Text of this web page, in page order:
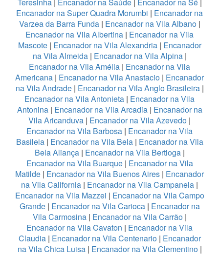
Encanador na Super Quadra Morumbi | Encanador na
Varzea da Barra Funda| Encanador na Vila Albano|
Encanador na Vila Albertina | Encanador na Vila
Mascote| Encanador na Vila Alexandria| Encanador
na Vila Almeida | Encanador na Vila Alpina |
Encanador na Vila Amélia | Encanador na Vila
Americana | Encanador na Vila Anastacio | Encanador
na Vila Andrade| Encanador na Vila Anglo Brasileira|
Encanador na Vila Antonieta | Encanador na Vila
Antonina| Encanador na Vila Arcadia | Encanador na
Vila Aricanduva | Encanador na Vila Azevedo |
Encanador na Vila Barbosa | Encanador na Vila
Basileia| Encanador na Vila Bela| Encanador na Vila
Bela Aliança| Encanador na Vila Bertioga|
Encanador na Vila Buarque| Encanador na Vila
Matilde | Encanador na Vila Buenos Aires | Encanador
na Vila California | Encanador na Vila Campanela |
Encanador na Vila Mazzei | Encanador na Vila Campo
Grande| Encanador na Vila Carioca| Encanador na
Vila Carmosina| Encanador na Vila Carrão|
Encanador na Vila Cavaton | Encanador na Vila
Claudia| Encanador na Vila Centenario| Encanador
na Vila Chica Luisa | Encanador na Vila Clementino|